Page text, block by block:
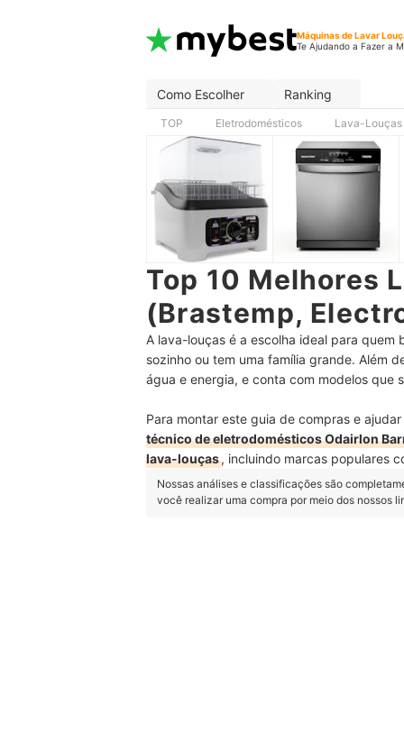
Máquinas de Lavar
Te Ajudando a Fazer a
Como Escolher Ranking
TOP Eletrodomésticos Lava-Louças
Top 10 Melhores
(Brastemp,
A lava-louças é a escolha ideal para
sozinho ou tem uma família grande. Além
água e energia, e conta com modelos que
Para montar este guia de compras e
técnico de eletrodomésticos Odairlon
lava-louças, incluindo marcas populares
Nossas análises e classificações são
você realizar uma compra por meio dos nossos